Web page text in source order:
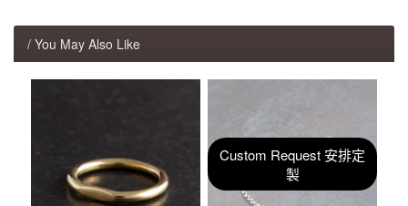
/ You May Also Like
Custom Request 安排定
製